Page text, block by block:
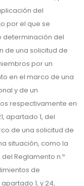
del
por el que se
determinación del
de una solicitud de
por un
en el marco de una
y de un
respectivamente en
apartado 1, del
de una solicitud de
situación, como la
Reglamento n.º
de
1, y 24,